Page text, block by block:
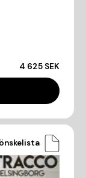
4 625 SEK